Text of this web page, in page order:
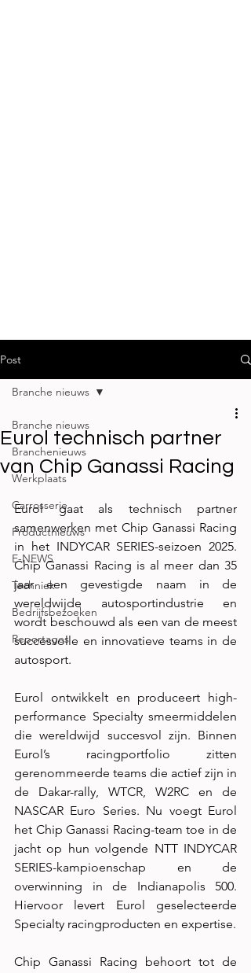
Post
Branche nieuws
Branchenieuws
Werkplaats
Carrosserie
Productnieuws
E-NEWS
Techniek
Bedrijfsbezoeken
Reportages
Branche nieuws
Eurol technisch partner
van Chip Ganassi Racing
Eurol gaat als technisch partner
samenwerken met Chip Ganassi Racing
in het INDYCAR SERIES-seizoen 2025.
Chip Ganassi Racing is al meer dan 35
jaar een gevestigde naam in de
wereldwijde autosportindustrie en
wordt beschouwd als een van de meest
succesvolle en innovatieve teams in de
autosport.
Eurol ontwikkelt en produceert high-
performance Specialty smeermiddelen
die wereldwijd succesvol zijn. Binnen
Eurol’s racingportfolio zitten
gerenommeerde teams die actief zijn in
de Dakar-rally, WTCR, W2RC en de
NASCAR Euro Series. Nu voegt Eurol
het Chip Ganassi Racing-team toe in de
jacht op hun volgende NTT INDYCAR
SERIES-kampioenschap en de
overwinning in de Indianapolis 500.
Hiervoor levert Eurol geselecteerde
Specialty racingproducten en expertise.
Chip Ganassi Racing behoort tot de